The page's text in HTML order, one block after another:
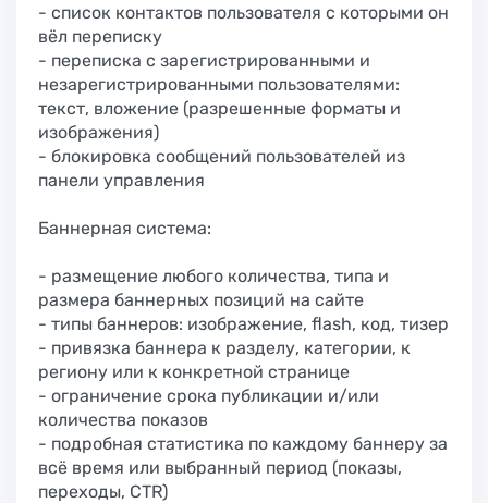
- список контактов пользователя с которыми он
вёл переписку
- переписка с зарегистрированными и
незарегистрированными пользователями:
текст, вложение (разрешенные форматы и
изображения)
- блокировка сообщений пользователей из
панели управления
Баннерная система:
- размещение любого количества, типа и
размера баннерных позиций на сайте
- типы баннеров: изображение, flash, код, тизер
- привязка баннера к разделу, категории, к
региону или к конкретной странице
- ограничение срока публикации и/или
количества показов
- подробная статистика по каждому баннеру за
всё время или выбранный период (показы,
переходы, CTR)